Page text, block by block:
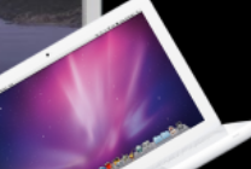
ญ่ในปัจจุบัน
บเครื่อง Mac รุ่นเก่าไว้ และอ
สูงสุดในปัจจุบัน ไม่ว่าจะเป็นก
มปลอดภัยเพิ่มขึ้น แม้เครื่องข
ารถติดตั้ง macOS ใหม่ ๆ ได้